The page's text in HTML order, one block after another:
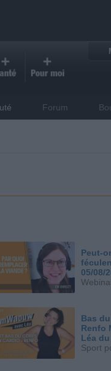
Forum
Peut-
05/08/
Bas
Renfo
Léa du
Sport